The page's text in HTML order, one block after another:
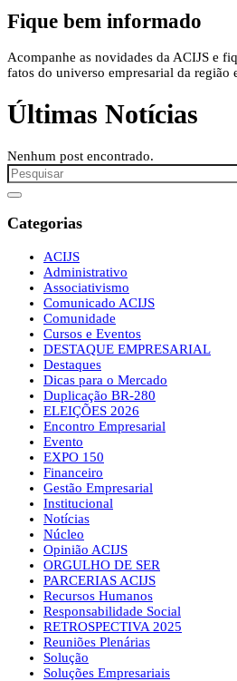
Fique bem informado
Acompanhe as novidades da ACIJS e
fatos do universo empresarial da região
Últimas Notícias
Nenhum post encontrado.
Categorias
ACIJS
Administrativo
Associativismo
Comunicado ACIJS
Comunidade
Cursos e Eventos
DESTAQUE EMPRESARIAL
Destaques
Dicas para o Mercado
Duplicação BR-280
ELEIÇÕES 2026
Encontro Empresarial
Evento
EXPO 150
Financeiro
Gestão Empresarial
Institucional
Notícias
Núcleo
Opinião ACIJS
ORGULHO DE SER
PARCERIAS ACIJS
Recursos Humanos
Responsabilidade Social
RETROSPECTIVA 2025
Reuniões Plenárias
Solução
Soluções Empresariais